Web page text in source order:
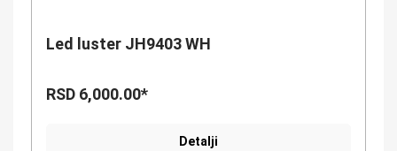
Led luster JH9403 WH
RSD 6,000.00*
Detalji